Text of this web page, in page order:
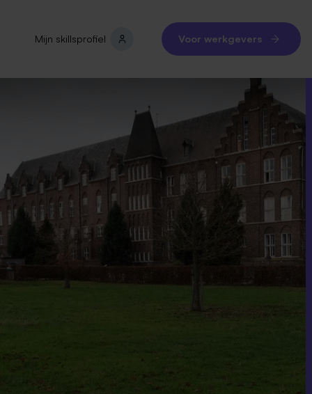
Mijn skillsprofiel Voor werkgevers